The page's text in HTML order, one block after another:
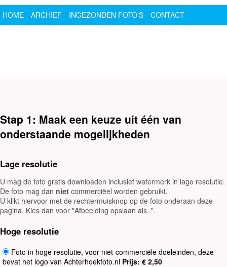
HOME ARCHIEF INGEZONDEN FOTO'S
CONTACT
Stap 1: Maak een keuze uit één van
onderstaande mogelijkheden
Lage resolutie
U mag de foto gratis downloaden inclusief watermerk in lage resolutie.
De foto mag dan niet commerciëel worden gebruikt.
U klikt hiervoor met de rechtermuisknop op de foto onderaan deze
pagina. Kies dan voor "Afbeelding opslaan als..".
Hoge resolutie
Foto in hoge resolutie, voor niet-commerciële doeleinden, deze
bevat het logo van Achterhoekfoto.nl Prijs: € 2,50